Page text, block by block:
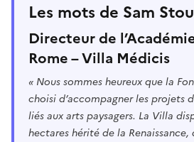
Les mots de Sam
Directeur de
Rome – Villa Médicis
« Nous sommes heureux que la
choisi d’accompagner les projets
liés aux arts paysagers. La Villa
hectares hérité de la